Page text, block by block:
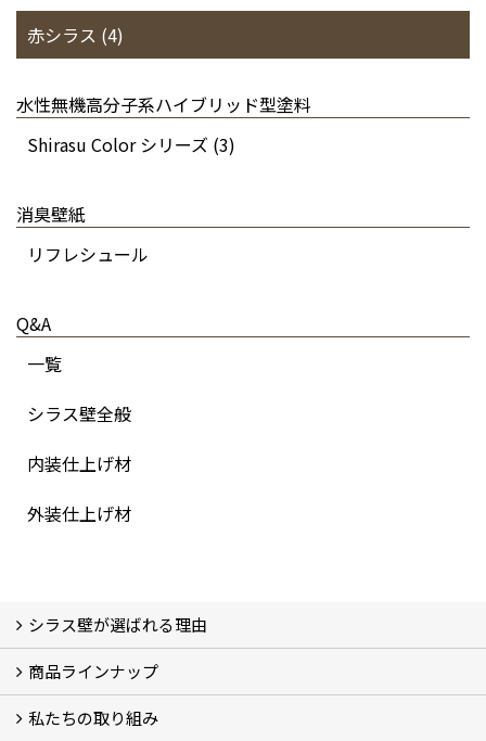
赤シラス (4)
水性無機高分子系ハイブリッド型塗料
Shirasu Color シリーズ (3)
消臭壁紙
リフレシュール
Q&A
一覧
シラス壁全般
内装仕上げ材
外装仕上げ材
シラス壁が選ばれる理由
シラスストーリー
こだわり
シラス壁の驚くべき性能
商品ラインナップ
一覧
内装仕上げ材
外装仕上げ材
舗装材
水性無機高分子系ハイブリッド型塗料
エコリフォーム
消臭壁紙
Q&A
資料PDF
私たちの取り組み